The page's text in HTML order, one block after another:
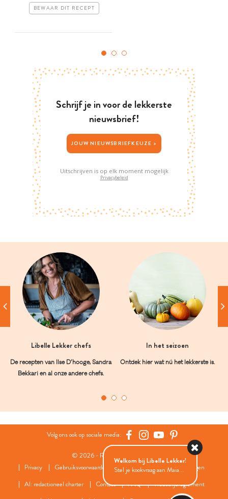
BEWAAR DIT RECEPT
Schrijf je in voor de lekkerste
nieuwsbrief!
JOUW NIEUWSBRIEFKEUZE >
Uitschrijven is op elk moment mogelijk
Privacybeleid
Libelle Lekker chefs
De recepten van Ilse D’hooge, Sandra
Bekkari en al onze andere chefs.
In het seizoen
Ontdek hier wat nú het lekkerste is.
Volg ons ook op sociale media:
© 2026 - Roularta Media Group
Privacy
Gebruiksvoorwaarden Cookies
Cookies instellingen
AI: redactioneel charter
Contact FAQ
Wedstrijdreglement
Welkom bij Libelle Lekker!
Stel je kookvraag aan Maia...